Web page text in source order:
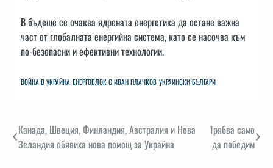
В бъдеще се очаква ядрената енергетика да остане важна
част от глобалната енергийна система, като се насочва към
по-безопасни и ефективни технологии.
ВОЙНА В УКРАЙНА ЕНЕРГОБЛОК С ИВАН ПЛАЧКОВ УКРАИНСКИ БЪЛГАРИ
Навигация
Канада, Швеция, Финландия, Австралия и Нова
Зеландия обявиха нова помощ за Украйна
Трябва само
да победим